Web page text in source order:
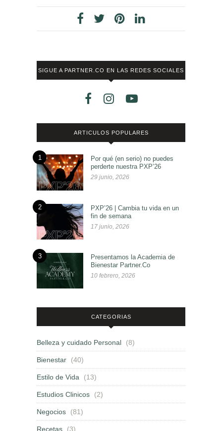
SIGUE A PARTNER.CO EN LAS REDES SOCIALES
ARTICULOS POPULARES
1
Por qué (en serio) no puedes
perderte nuestra PXP’26
29 junio, 2026
2
PXP’26 | Cambia tu vida en un
fin de semana
17 junio, 2026
3
Presentamos la Academia de
Bienestar Partner.Co
10 febrero, 2026
CATEGORIAS
Belleza y cuidado Personal (8)
Bienestar (40)
Estilo de Vida (13)
Estudios Clinicos (2)
Negocios (81)
Recetas (3)